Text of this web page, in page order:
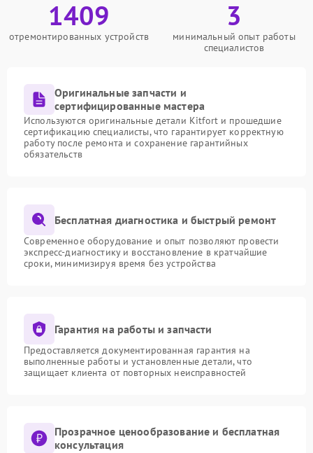
1409
отремонтированных устройств
3
минимальный опыт работы
специалистов
Оригинальные запчасти и
сертифицированные мастера
Используются оригинальные детали Kitfort и прошедшие
сертификацию специалисты, что гарантирует корректную
работу после ремонта и сохранение гарантийных
обязательств
Бесплатная диагностика и быстрый ремонт
Современное оборудование и опыт позволяют провести
экспресс-диагностику и восстановление в кратчайшие
сроки, минимизируя время без устройства
Гарантия на работы и запчасти
Предоставляется документированная гарантия на
выполненные работы и установленные детали, что
защищает клиента от повторных неисправностей
Прозрачное ценообразование и бесплатная
консультация